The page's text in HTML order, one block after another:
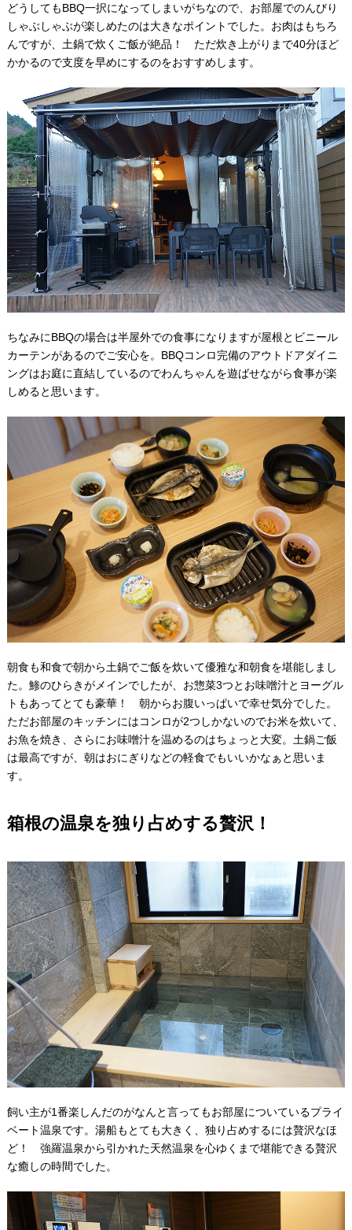
どうしてもBBQ一択になってしまいがちなので、お部屋でのんびり
しゃぶしゃぶが楽しめたのは大きなポイントでした。お肉はもちろ
んですが、土鍋で炊くご飯が絶品！ ただ炊き上がりまで40分ほど
かかるので支度を早めにするのをおすすめします。
ちなみにBBQの場合は半屋外での食事になりますが屋根とビニール
カーテンがあるのでご安心を。BBQコンロ完備のアウトドアダイニ
ングはお庭に直結しているのでわんちゃんを遊ばせながら食事が楽
しめると思います。
朝食も和食で朝から土鍋でご飯を炊いて優雅な和朝食を堪能しまし
た。鯵のひらきがメインでしたが、お惣菜3つとお味噌汁とヨーグル
トもあってとても豪華！ 朝からお腹いっぱいで幸せ気分でした。
ただお部屋のキッチンにはコンロが2つしかないのでお米を炊いて、
お魚を焼き、さらにお味噌汁を温めるのはちょっと大変。土鍋ご飯
は最高ですが、朝はおにぎりなどの軽食でもいいかなぁと思いま
す。
箱根の温泉を独り占めする贅沢！
飼い主が1番楽しんだのがなんと言ってもお部屋についているプライ
ベート温泉です。湯船もとても大きく、独り占めするには贅沢なほ
ど！ 強羅温泉から引かれた天然温泉を心ゆくまで堪能できる贅沢
な癒しの時間でした。